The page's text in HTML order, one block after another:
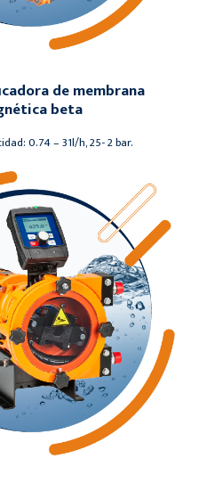
de membrana
beta
0.74 – 31l/h, 25- 2 bar.